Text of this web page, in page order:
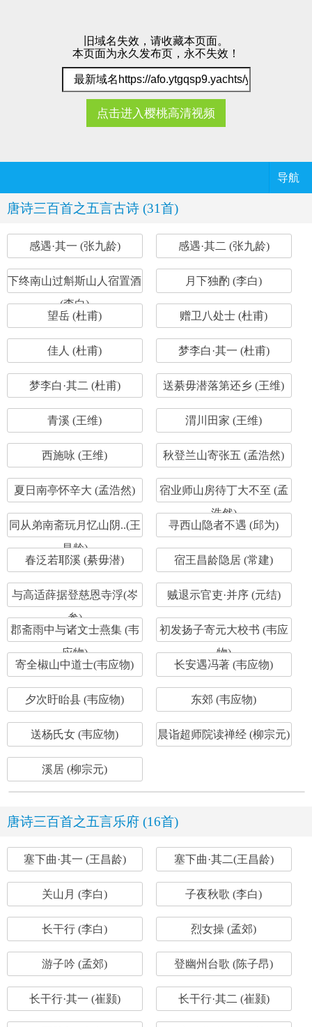
旧域名失效，请收藏本页面。
本页面为永久发布页，永不失效！
点击进入樱桃高清视频
导航
唐诗三百首之五言古诗 (31首)
感遇·其一 (张九龄) 感遇·其二 (张九龄)
下终南山过斛斯山人宿置酒
(李白)
月下独酌 (李白)
望岳 (杜甫) 赠卫八处士 (杜甫)
佳人 (杜甫) 梦李白·其一 (杜甫)
梦李白·其二 (杜甫) 送綦毋潜落第还乡 (王维)
青溪 (王维) 渭川田家 (王维)
西施咏 (王维) 秋登兰山寄张五 (孟浩然)
夏日南亭怀辛大 (孟浩然)
宿业师山房待丁大不至 (孟
浩然)
同从弟南斋玩月忆山阴..(王
昌龄)
寻西山隐者不遇 (邱为)
春泛若耶溪 (綦毋潜) 宿王昌龄隐居 (常建)
与高适薛据登慈恩寺浮(岑
参)
贼退示官吏·并序 (元结)
郡斋雨中与诸文士燕集 (韦
应物)
初发扬子寄元大校书 (韦应
物)
寄全椒山中道士(韦应物)
长安遇冯著 (韦应物)
夕次盱眙县 (韦应物) 东郊 (韦应物)
送杨氏女 (韦应物) 晨诣超师院读禅经 (柳宗元)
溪居 (柳宗元)
唐诗三百首之五言乐府 (16首)
塞下曲·其一 (王昌龄) 塞下曲·其二(王昌龄)
关山月 (李白) 子夜秋歌 (李白)
长干行 (李白) 烈女操 (孟郊)
游子吟 (孟郊) 登幽州台歌 (陈子昂)
长干行·其一 (崔颢) 长干行·其二 (崔颢)